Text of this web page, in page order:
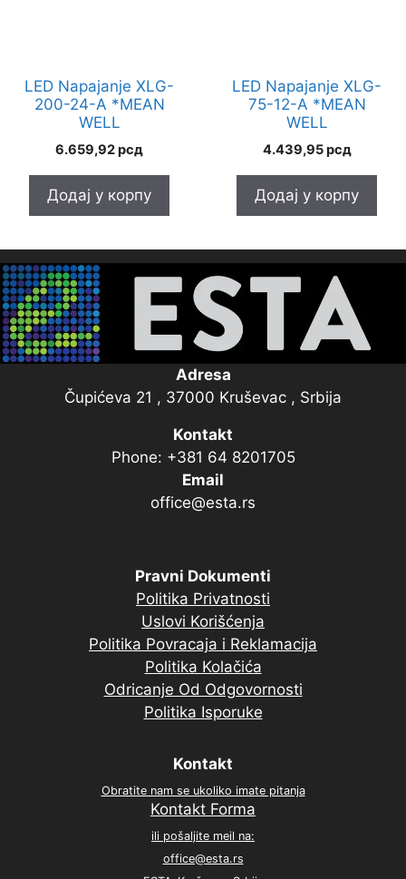
LED Napajanje XLG-
200-24-A *MEAN
WELL
6.659,92рсд
Додај у корпу
LED Napajanje XLG-
75-12-A *MEAN
WELL
4.439,95рсд
Додај у корпу
Adresa
Čupićeva 21 , 37000 Kruševac , Srbija
Kontakt
Phone: +381 64 8201705
Email
office@esta.rs
Pravni Dokumenti
Politika Privatnosti
Uslovi Korišćenja
Politika Povracaja i Reklamacija
Politika Kolačića
Odricanje Od Odgovornosti
Politika Isporuke
Kontakt
Obratite nam se ukoliko imate pitanja
Kontakt Forma
ili pošaljite meil na:
office@esta.rs